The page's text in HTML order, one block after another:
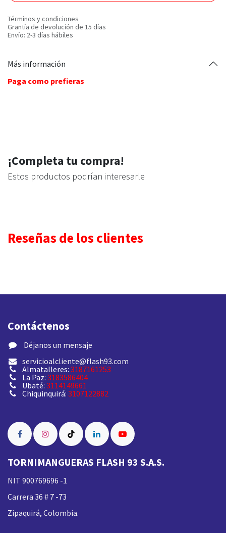
Términos y condiciones
Grantía de devolución de 15 días
Envío: 2-3 días hábiles
Más información
Paga como prefieras
¡Completa tu compra!
Estos productos podrían interesarle
Reseñas de los clientes
Contáctenos
​ Déjanos un mensaje
servicioalcliente@flash93.com
Almatalleres: 3187161253
La Paz: 3183586404
Ubaté: 3114149661
Chiquinquirá: 3107122882
TORNIMANGUERAS FLASH 93 S.A.S.
NIT 900769696 -1
Carrera 36 # 7 -73
Zipaquirá, Colombia.